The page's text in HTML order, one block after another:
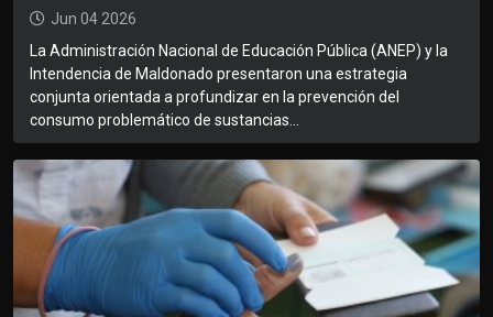
Jun 04 2026
La Administración Nacional de Educación Pública (ANEP) y la
Intendencia de Maldonado presentaron una estrategia
conjunta orientada a profundizar en la prevención del
consumo problemático de sustancias...